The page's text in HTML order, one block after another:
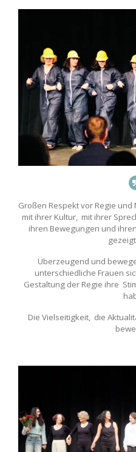
Großen Respekt vor Regie
mit ihrer Kultur, mit ihrer
ihren Bewegungen und
Überzeugend und
unterschiedliche Frauen
Gestaltung der Regie ihre
Die Vielseitigkeit, die